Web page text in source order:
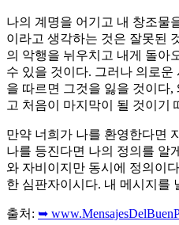
나의 계명을 어기고 내 창조물
이라고 생각하는 것은 잘못된
의 악행을 뉘우치고 내게 돌아
수 있을 것이다. 그러나 의로
을 따르면 그것을 잃을 것이다,
고 처음이 마지막이 될 것이기
만약 너희가 나를 환영한다면
나를 등진다면 나의 정의를 알
와 자비이지만 동시에 정의이
한 심판자이시다. 내 메시지를
출처: ➥